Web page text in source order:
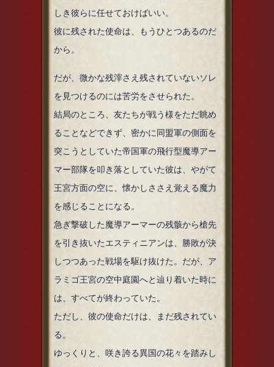
しき彼らに任せておけばいい。
彼に残された使命は、もうひとつあるのだ
から。
だが、微かな残滓さえ残されていないソレ
を見つけるのには苦労をさせられた。
結局のところ、友たちが戦う様をただ眺め
ることなどできず、密かに同盟軍の側面を
突こうとしていた帝国軍の飛行型魔導アー
マー部隊を叩き落としていた彼は、やがて
王宮方面の空に、懐かしささえ覚える魔力
を感じることになる。
急ぎ撃破した魔導アーマーの残骸から槍先
を引き抜いたエスティニアンは、勝敗が決
しつつあった戦場を駆け抜けた。だが、ア
ラミゴ王宮の空中庭園へと辿り着いた時に
は、すべてが終わっていた。
ただし、彼の使命だけは、まだ残されてい
る。
ゆっくりと、咲き誇る異国の花々を踏みし